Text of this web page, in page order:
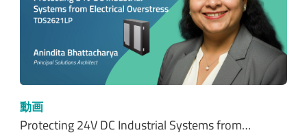
動画
Protecting 24V DC Industrial Systems from…